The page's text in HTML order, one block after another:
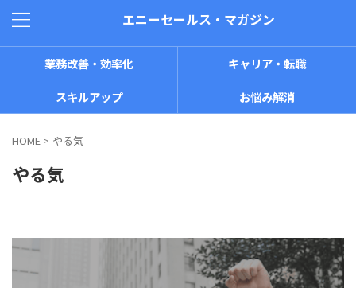
エニーセールス・マガジン
業務改善・効率化
キャリア・転職
スキルアップ
お悩み解消
HOME > やる気
やる気